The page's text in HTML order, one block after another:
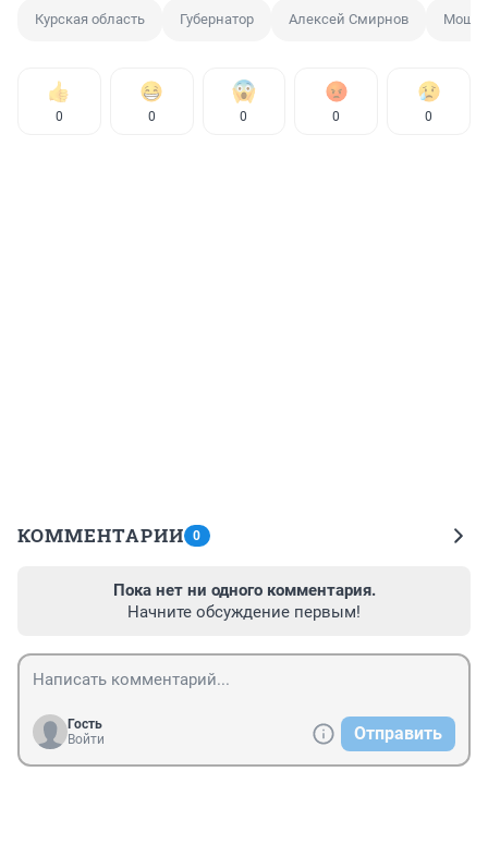
Курская область Губернатор Алексей Смирнов
0 0 0 0 0
КОММЕНТАРИИ 0
Пока нет ни одного комментария.
Начните обсуждение первым!
Гость
Войти
Отправить